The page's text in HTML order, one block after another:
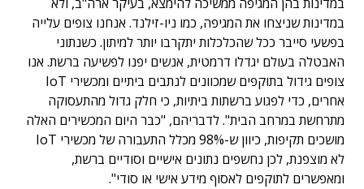
במדינות שניצחו את המגיפה, כמו ניו-זילנד. אנחנו צופים עלייה
בפשעי סייבר ככל שהכלכלות יתקרבו יותר למיתון. כשנתוני
האבטלה בעולם יגדלו דרמטית, אנשים יפנו לפשיעה ברשת. אנו
צופים גידול בתוקפים שמכוונים לנתבים ביתיים ומכשירי IoT
אחרים, כדי לפגוע ברשתות ביתיות, כי חלק גדול מהתעסוקה
מתרחשת במרחב הבית". לדבריהם, "כבר היום המכשירים האלה
מושכים תקיפות, כיוון ש-98% מכלל התעבורה של מכשירי IoT
לא מוצפנת, לכן נחשפים נתונים אישיים וסודיים ברשת,
ומאפשרים לתוקפים לאסוף מידע אישי או סודי".